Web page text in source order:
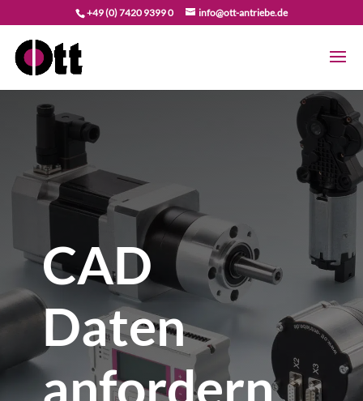
+49 (0) 7420 9399 0 info@ott-antriebe.de
CAD
Daten
anfordern